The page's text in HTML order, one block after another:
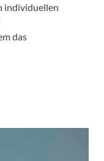
individuellen
das